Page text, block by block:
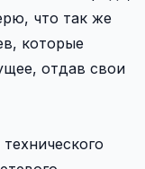
что так же
которые
отдав свои